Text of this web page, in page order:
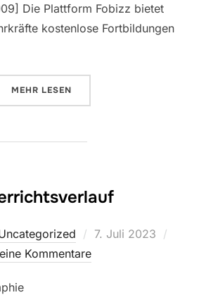
Die Plattform Fobizz bietet
kostenlose Fortbildungen
MEHR ÜBER „PITKO“
LESEN
Veröffentlicht
7. Juli 2023
Kommentare